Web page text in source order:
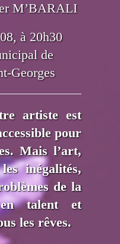
M’BARALI
à 20h30
de
Georges
artiste est
pour
Mais l’art,
inégalités,
de la
talent et
les rêves.